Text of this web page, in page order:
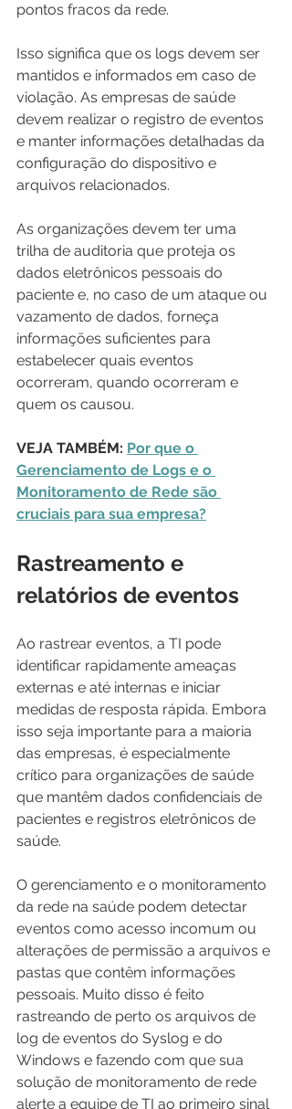
pontos fracos da rede.
Isso significa que os logs devem ser
mantidos e informados em caso de
violação. As empresas de saúde
devem realizar o registro de eventos
e manter informações detalhadas da
configuração do dispositivo e
arquivos relacionados.
As organizações devem ter uma
trilha de auditoria que proteja os
dados eletrônicos pessoais do
paciente e, no caso de um ataque ou
vazamento de dados, forneça
informações suficientes para
estabelecer quais eventos
ocorreram, quando ocorreram e
quem os causou.
VEJA TAMBÉM: Por que o
Gerenciamento de Logs e o
Monitoramento de Rede são
cruciais para sua empresa?
Rastreamento e
relatórios de eventos
Ao rastrear eventos, a TI pode
identificar rapidamente ameaças
externas e até internas e iniciar
medidas de resposta rápida. Embora
isso seja importante para a maioria
das empresas, é especialmente
crítico para organizações de saúde
que mantêm dados confidenciais de
pacientes e registros eletrônicos de
saúde.
O gerenciamento e o monitoramento
da rede na saúde podem detectar
eventos como acesso incomum ou
alterações de permissão a arquivos e
pastas que contêm informações
pessoais. Muito disso é feito
rastreando de perto os arquivos de
log de eventos do Syslog e do
Windows e fazendo com que sua
solução de monitoramento de rede
alerte a equipe de TI ao primeiro sinal